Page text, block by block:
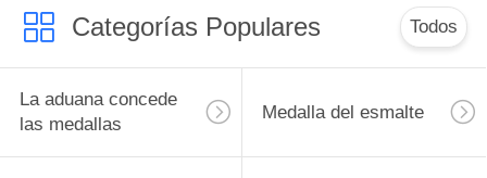
Categorías Populares Todos
La aduana concede
las medallas
Medalla del esmalte